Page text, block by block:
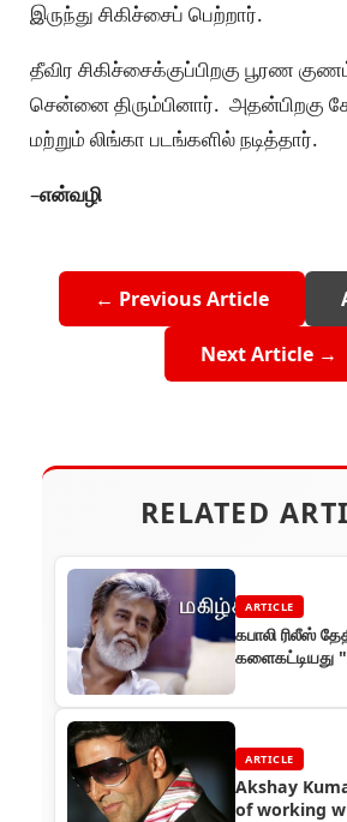
இருந்து சிகிச்சைப் பெற்றார்.
தீவிர சிகிச்சைக்குப்பிறகு பூரண
சென்னை திரும்பினார். அதன்பிறகு
மற்றும் லிங்கா படங்களில் நடித்தார்.
–என்வழி
← Previous Article
Next Article →
RELATED
ARTICLE
கபாலி ரிலீஸ்
களைகட்டியது
ARTICLE
Akshay
of working